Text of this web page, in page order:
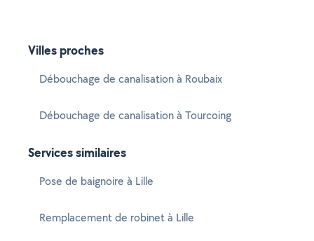
Villes proches
Débouchage de canalisation à Roubaix
Débouchage de canalisation à Tourcoing
Services similaires
Pose de baignoire à Lille
Remplacement de robinet à Lille